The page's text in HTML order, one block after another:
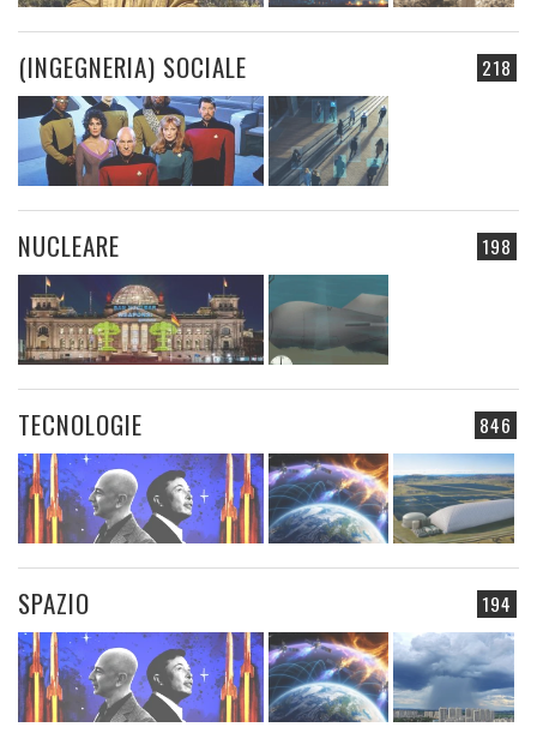
218
(INGEGNERIA) SOCIALE
198
NUCLEARE
846
TECNOLOGIE
194
SPAZIO